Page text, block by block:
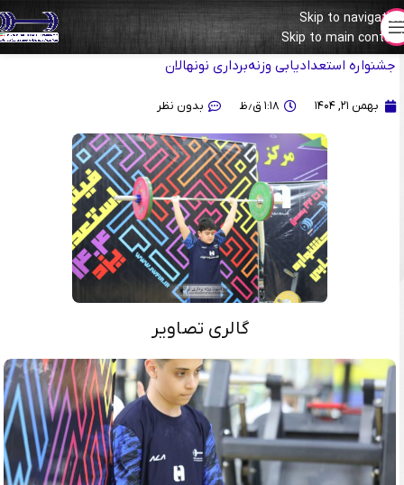
Skip to navigation
Skip to main content
گزارش تصویری از اجرای تکنیک پسران ۱۰ ساله در روز اول فینال
جشنواره استعدادیابی وزنه‌برداری نونهالان
بهمن ۲۱, ۱۴۰۴ ۱:۱۸ ق٫ظ بدون نظر
گالری تصاویر